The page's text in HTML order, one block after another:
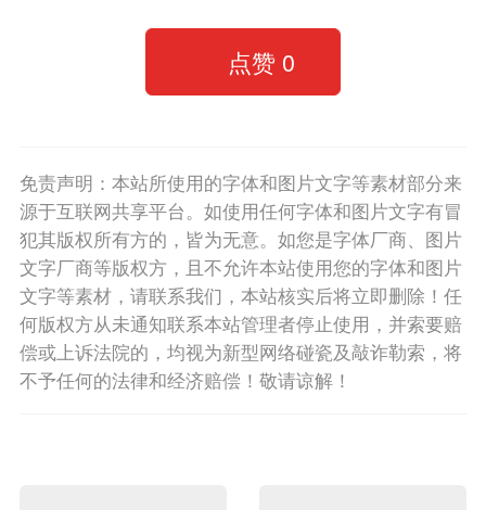
点赞 0
免责声明：本站所使用的字体和图片文字等素材部分来
源于互联网共享平台。如使用任何字体和图片文字有冒
犯其版权所有方的，皆为无意。如您是字体厂商、图片
文字厂商等版权方，且不允许本站使用您的字体和图片
文字等素材，请联系我们，本站核实后将立即删除！任
何版权方从未通知联系本站管理者停止使用，并索要赔
偿或上诉法院的，均视为新型网络碰瓷及敲诈勒索，将
不予任何的法律和经济赔偿！敬请谅解！